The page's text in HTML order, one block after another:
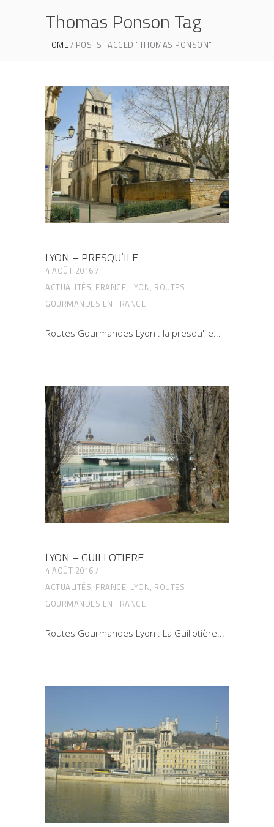
Thomas Ponson Tag
HOME POSTS TAGGED "THOMAS PONSON"
LYON – PRESQU’ILE
4 AOÛT 2016
ACTUALITÉS, FRANCE, LYON, ROUTES
GOURMANDES EN FRANCE
Routes Gourmandes Lyon : la presqu'ile
LYON – GUILLOTIERE
4 AOÛT 2016
ACTUALITÉS, FRANCE, LYON, ROUTES
GOURMANDES EN FRANCE
Routes Gourmandes Lyon : La Guillotière